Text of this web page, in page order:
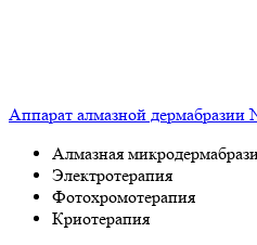
Аппарат алмазной дермабразии
Алмазная
Электротерапия
Фотохромотерапия
Криотерапия